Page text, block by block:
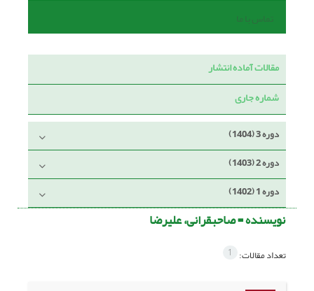
تماس با ما
مقالات آماده انتشار
شماره جاری
دوره 3 (1404)
دوره 2 (1403)
دوره 1 (1402)
نویسنده =صاحبقرانی، علیرضا
تعداد مقالات: 1